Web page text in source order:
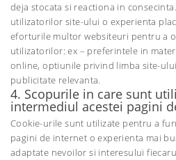
deja stocata si reactiona in
utilizatorilor site-ului o experienta
eforturile multor websiteuri pentru a
utilizatorilor: ex – preferintele in
online, optiunile privind limba site-
publicitate relevanta.
4. Scopurile in care sunt
intermediul acestei pagini
Cookie-urile sunt utilizate pentru a
pagini de internet o experienta mai
adaptate nevoilor si interesului